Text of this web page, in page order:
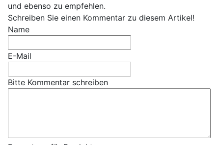
und ebenso zu empfehlen.
Schreiben Sie einen Kommentar zu diesem Artikel!
Name
E-Mail
Bitte Kommentar schreiben